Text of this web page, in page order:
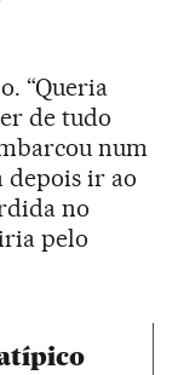
“Queria
de tudo
num
depois ir ao
no
pelo